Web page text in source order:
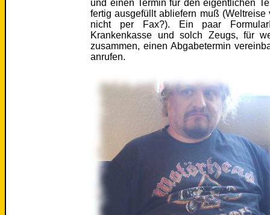
und einen Termin für den eigentlichen
fertig ausgefüllt abliefern muß
nicht per Fax?). Ein paar
Krankenkasse und solch Zeugs, für
zusammen, einen Abgabetermin
anrufen.